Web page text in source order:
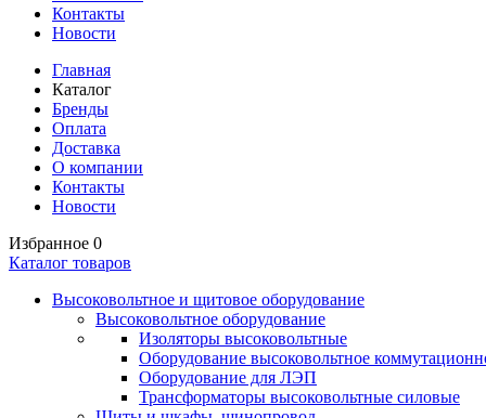
Контакты
Новости
Главная
Каталог
Бренды
Оплата
Доставка
О компании
Контакты
Новости
Избранное 0
Каталог товаров
Высоковольтное и щитовое оборудование
Высоковольтное оборудование
Изоляторы высоковольтные
Оборудование высоковольтное
Оборудование для ЛЭП
Трансформаторы высоковольтные силовые